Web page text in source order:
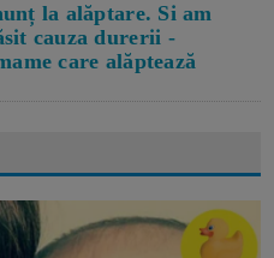
la alăptare. Si am
cauza durerii -
care alăptează